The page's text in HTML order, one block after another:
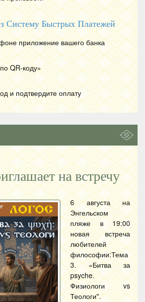
Систему Быстрых Платежей
приложение вашего банка
QR-коду»
и подтвердите оплату
на встречу
6 августа на
Энгельском
пляже в 19:00
новая встреча
любителей
философии:Тема
3. «Битва за
psyche.
Физиологи vs
Теологи".